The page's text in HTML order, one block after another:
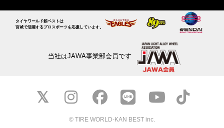
タイヤワールド館ベストは
宮城で活躍するプロスポーツを応援しています。
当社はJAWA事業部会員です
© TIRE WORLD-KAN BEST inc.